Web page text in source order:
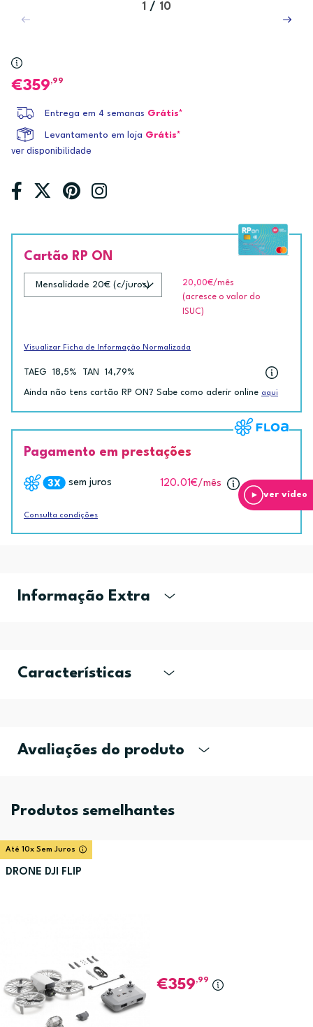
1 / 10
ver vídeo
359,99
Entrega em 4 semanas Grátis*
Levantamento em loja Grátis*
ver disponibilidade
Cartão RP ON
20,00€/mês
(acresce o valor do
ISUC)
Visualizar Ficha de Informação Normalizada
TAEG 18,5% TAN 14,79%
Ainda não tens cartão RP ON? Sabe como aderir online aqui
Pagamento em prestações
sem juros 120.01€/mês
Consulta condições
Informação Extra
Características
Avaliações do produto
Produtos semelhantes
Até 10x Sem Juros
DRONE DJI FLIP
359,99